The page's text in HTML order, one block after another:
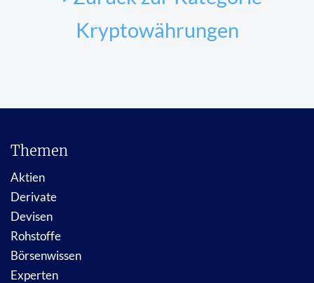
Kryptowährungen
Themen
Aktien
Derivate
Devisen
Rohstoffe
Börsenwissen
Experten